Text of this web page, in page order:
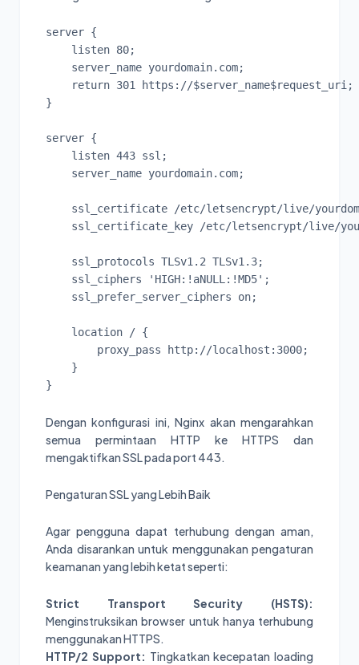
server {
    listen 80;
    server_name yourdomain.com;
    return 301 https://$server_name$request_uri;
}
server {
    listen 443 ssl;
    server_name yourdomain.com;
ssl_certificate /etc/letsencrypt/live/
ssl_certificate_key /etc/letsencrypt/live/
    ssl_protocols TLSv1.2 TLSv1.3;
    ssl_ciphers 'HIGH:!aNULL:!MD5';
    ssl_prefer_server_ciphers on;
    location / {
        proxy_pass http://localhost:3000;
    }
}
Dengan konfigurasi ini, Nginx akan mengarahkan
semua permintaan HTTP ke HTTPS dan
mengaktifkan SSL pada port 443.
Pengaturan SSL yang Lebih Baik
Agar pengguna dapat terhubung dengan aman,
Anda disarankan untuk menggunakan pengaturan
keamanan yang lebih ketat seperti:
Strict Transport Security (HSTS):
Menginstruksikan browser untuk hanya terhubung
menggunakan HTTPS.
HTTP/2 Support: Tingkatkan kecepatan loading